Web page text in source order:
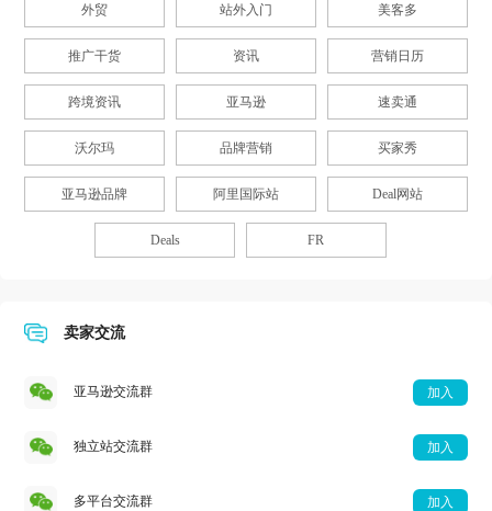
外贸 站外入门 美客多
推广干货 资讯 营销日历
跨境资讯 亚马逊 速卖通
沃尔玛 品牌营销 买家秀
亚马逊品牌 阿里国际站 Deal网站
Deals FR
卖家交流
亚马逊交流群 加入
独立站交流群 加入
多平台交流群 加入